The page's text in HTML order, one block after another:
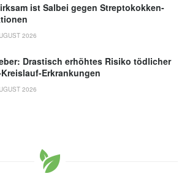
ist Salbei gegen Streptokokken-
2026
Drastisch erhöhtes Risiko tödlicher
Kreislauf-Erkrankungen
2026